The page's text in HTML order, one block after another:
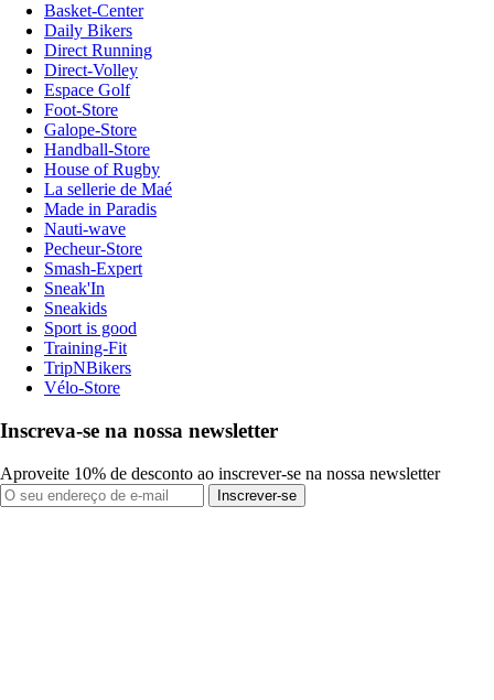
Basket-Center
Daily Bikers
Direct Running
Direct-Volley
Espace Golf
Foot-Store
Galope-Store
Handball-Store
House of Rugby
La sellerie de Maé
Made in Paradis
Nauti-wave
Pecheur-Store
Smash-Expert
Sneak'In
Sneakids
Sport is good
Training-Fit
TripNBikers
Vélo-Store
Inscreva-se na nossa newsletter
Aproveite 10% de desconto ao inscrever-se na nossa newsletter
Inscrever-se